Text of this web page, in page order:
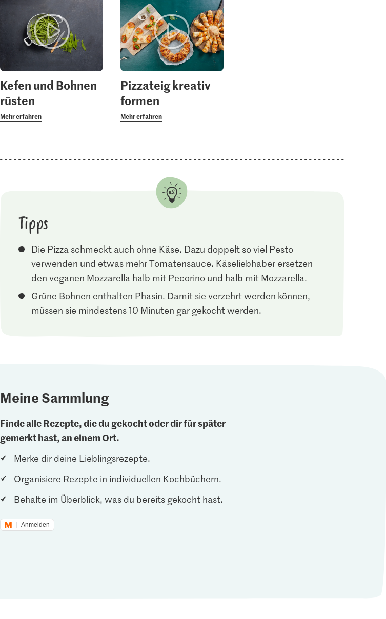
Kefen und Bohnen
rüsten
Mehr erfahren
Pizzateig kreativ
formen
Mehr erfahren
Tipps
Die Pizza schmeckt auch ohne Käse. Dazu doppelt so viel Pesto
verwenden und etwas mehr Tomatensauce. Käseliebhaber ersetzen
den veganen Mozzarella halb mit Pecorino und halb mit Mozzarella.
Grüne Bohnen enthalten Phasin. Damit sie verzehrt werden können,
müssen sie mindestens 10 Minuten gar gekocht werden.
Meine Sammlung
Finde alle Rezepte, die du gekocht oder dir für später
gemerkt hast, an einem Ort.
Merke dir deine Lieblingsrezepte.
Organisiere Rezepte in individuellen Kochbüchern.
Behalte im Überblick, was du bereits gekocht hast.
Anmelden